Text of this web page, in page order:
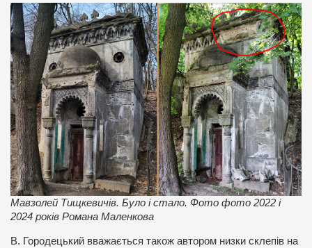
Мавзолей Тищкевичів. Було і стало. Фото фото 2022 і
2024 років Романа Маленкова
В. Городецький вважається також автором низки склепів на